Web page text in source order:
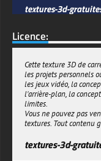
textures-3d-
Licence:
Cette texture 3D de
les projets personnels
les jeux vidéo, la
l'arrière-plan, la
limites.
Vous ne pouvez pas
textures. Tout contenu
textures-3d-